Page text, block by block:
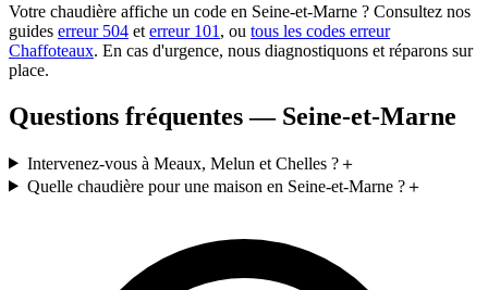
Votre chaudière affiche un code en Seine-et-Marne ? Consultez nos
guides erreur 504 et erreur 101 , ou tous les codes erreur
Chaffoteaux. En cas d'urgence, nous diagnostiquons et réparons sur
place.
Questions fréquentes — Seine-et-Marne
Intervenez-vous à Meaux, Melun et Chelles ?＋
Quelle chaudière pour une maison en Seine-et-Marne ?＋